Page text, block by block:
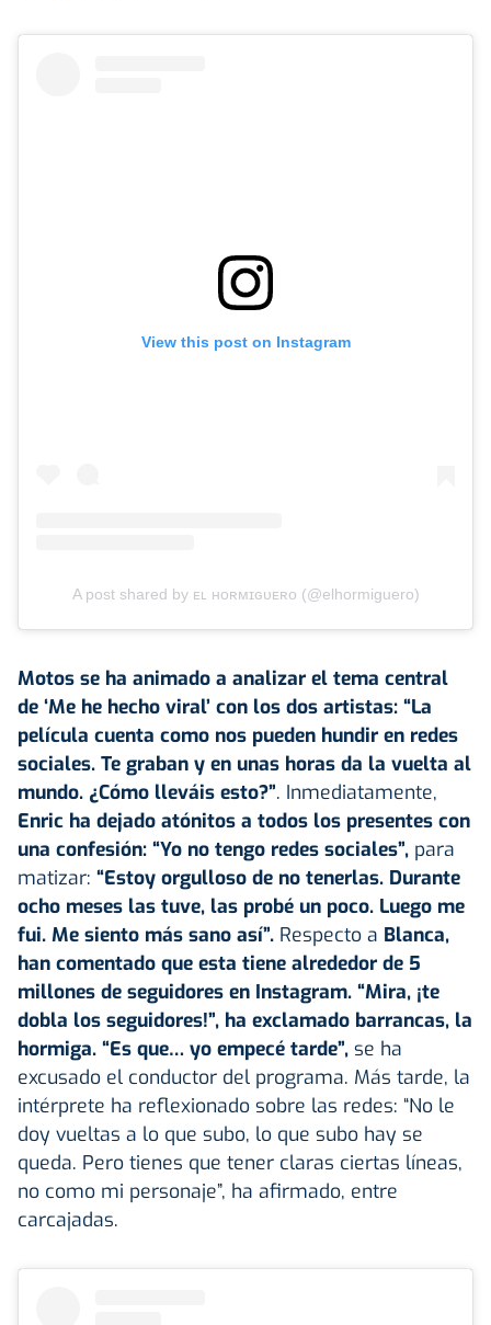
View this post on Instagram
A post shared by ᴇʟ ʜᴏʀᴍɪɢᴜᴇʀᴏ (@elhormiguero)
Motos se ha animado a analizar el tema central
de ‘Me he hecho viral’ con los dos artistas: “La
película cuenta como nos pueden hundir en redes
sociales. Te graban y en unas horas da la vuelta al
mundo. ¿Cómo lleváis esto?”. Inmediatamente,
Enric ha dejado atónitos a todos los presentes con
una confesión: “Yo no tengo redes sociales”, para
matizar: “Estoy orgulloso de no tenerlas. Durante
ocho meses las tuve, las probé un poco. Luego me
fui. Me siento más sano así”. Respecto a Blanca,
han comentado que esta tiene alrededor de 5
millones de seguidores en Instagram. “Mira, ¡te
dobla los seguidores!”, ha exclamado barrancas, la
hormiga. “Es que… yo empecé tarde”, se ha
excusado el conductor del programa. Más tarde, la
intérprete ha reflexionado sobre las redes: “No le
doy vueltas a lo que subo, lo que subo hay se
queda. Pero tienes que tener claras ciertas líneas,
no como mi personaje”, ha afirmado, entre
carcajadas.